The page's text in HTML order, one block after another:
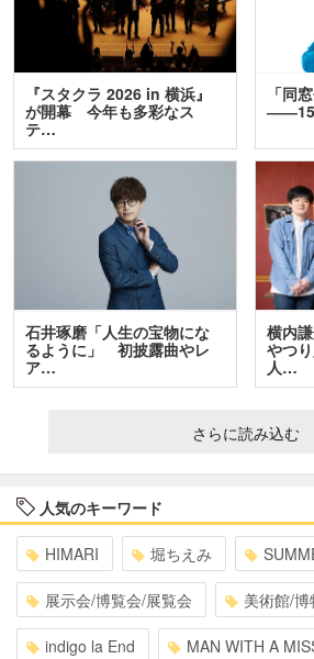
『スタクラ 2026 in 横浜』
が開幕 今年も多彩なス
テ…
「同
――15
石井琢磨「人生の宝物にな
るように」 初披露曲やレ
ア…
横内
やつ
人…
さらに読み込む
人気のキーワード
HIMARI 堀ちえみ
展示会/博覧会/展覧会 美術館/博
indigo la End MAN WITH A